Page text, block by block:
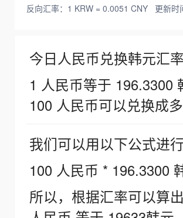
反向汇率：1 KRW = 0.0051 CNY 更新时
今日人民币兑换韩元汇率
1 人民币等于 196.3300
100 人民币可以兑换成
我们可以用以下公式进行
100 人民币 * 196.3300
所以，根据汇率可以算